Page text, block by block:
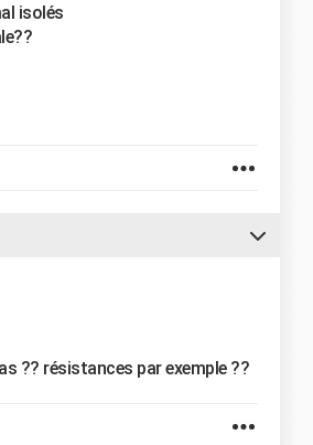
isolés
?? résistances par exemple ??